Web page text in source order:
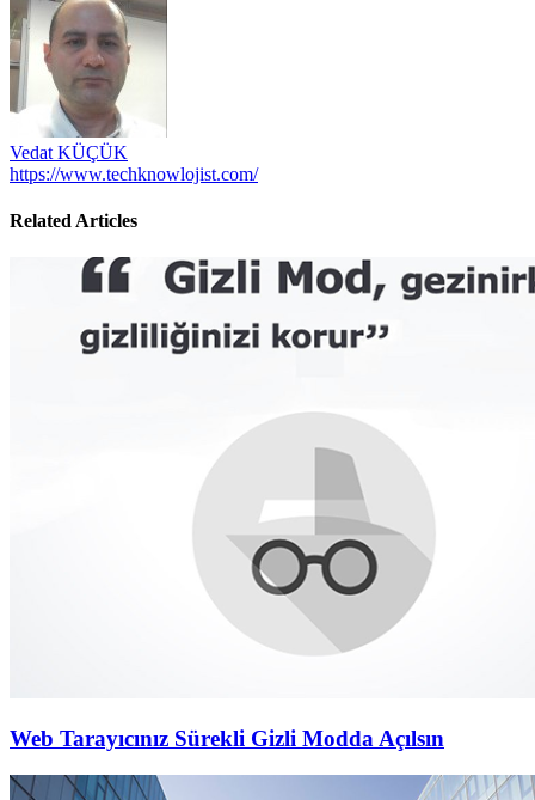
Vedat KÜÇÜK
https://www.techknowlojist.com/
Related Articles
Web Tarayıcınız Sürekli Gizli Modda Açılsın